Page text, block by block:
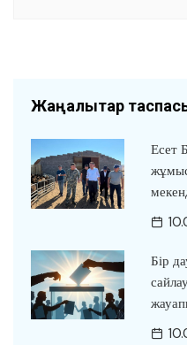
Жаңалықтар
Есет
Бір